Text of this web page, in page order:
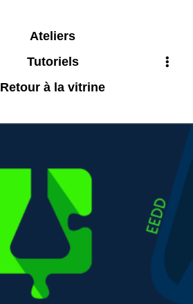
Ateliers
Tutoriels
Retour à la vitrine